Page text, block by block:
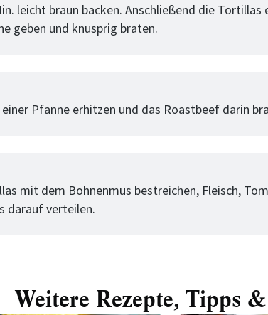
leicht braun backen. Anschließend die Tortillas
geben und knusprig braten.
einer Pfanne erhitzen und das Roastbeef darin
mit dem Bohnenmus bestreichen, Fleisch,
darauf verteilen.
Weitere Rezepte, Tipps